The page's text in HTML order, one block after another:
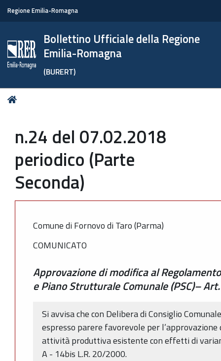
Regione Emilia-Romagna
Bollettino Ufficiale della Regione
Emilia-Romagna
(BURERT)
Tu
n.24 del 07.02.2018
periodico (Parte
Seconda)
Comune di Fornovo di Taro (Parma)
COMUNICATO
Approvazione di modifica al
e Piano Strutturale Comunale (PSC)–
Si avvisa che con Delibera di Consiglio
espresso parere favorevole per
attività produttiva esistente con effetti di
A - 14bis L.R. 20/2000.